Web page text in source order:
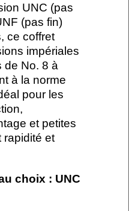
UNC (pas
(pas fin)
ce coffret
impériales
de No. 8 à
à la norme
pour les
et petites
rapidité et
choix : UNC